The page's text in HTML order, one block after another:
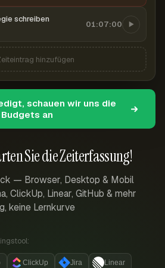
Sie die Zeiterfassung!
— Browser, Desktop & Mobil
ClickUp, Linear, GitHub & mehr
keine Lernkurve
ClickUp Jira Linear
schreiben 01:07:00
hinzufügen
schauen wir uns die
Budgets an